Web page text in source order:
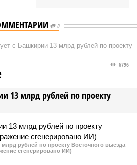
0
с Башкирии 13 млрд рублей по проекту
13 млрд рублей по проекту
6796
рублей по проекту Восточного выезда
сгенерировано ИИ)